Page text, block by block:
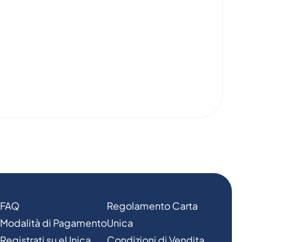
FAQ
Modalità di Pagamento
Regolamento Carta
Unica